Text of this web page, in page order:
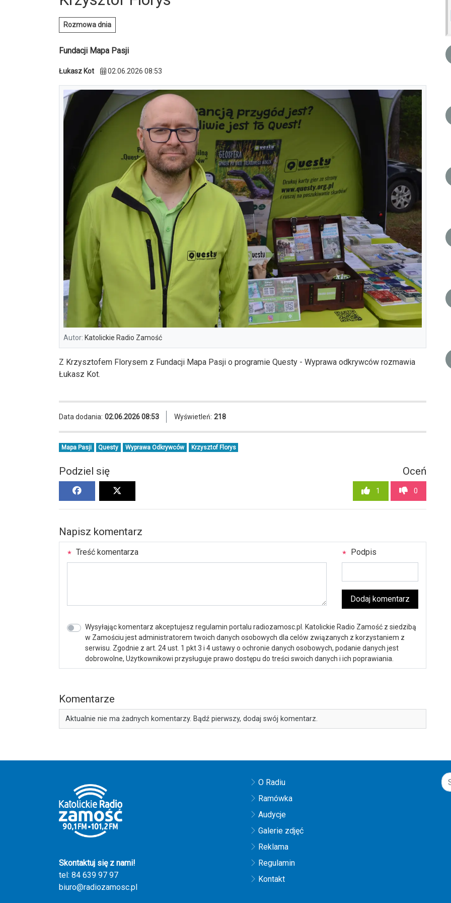
Rozmowa dnia
Fundacji Mapa Pasji
Łukasz Kot 02.06.2026 08:53
Autor: Katolickie Radio Zamość
Z Krzysztofem Florysem z Fundacji Mapa Pasji o programie Questy - Wyprawa odkrywców rozmawia
Łukasz Kot.
Data dodania: 02.06.2026 08:53 Wyświetleń: 218
Mapa Pasji Questy Wyprawa Odkrywców Krzysztof Florys
Podziel się Oceń
1 0
Napisz komentarz
Treść komentarza Podpis
Dodaj komentarz
Wysyłając komentarz akceptujesz regulamin portalu radiozamosc.pl. Katolickie Radio Zamość z siedzibą
w Zamościu jest administratorem twoich danych osobowych dla celów związanych z korzystaniem z
serwisu. Zgodnie z art. 24 ust. 1 pkt 3 i 4 ustawy o ochronie danych osobowych, podanie danych jest
dobrowolne, Użytkownikowi przysługuje prawo dostępu do treści swoich danych i ich poprawiania.
Komentarze
Aktualnie nie ma żadnych komentarzy. Bądź pierwszy, dodaj swój komentarz.
Skontaktuj się z nami!
tel: 84 639 97 97
biuro@radiozamosc.pl
O Radiu
Ramówka
Audycje
Galerie zdjęć
Reklama
Regulamin
Kontakt